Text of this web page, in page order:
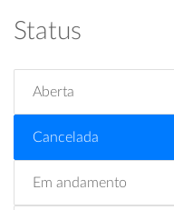
Status
Aberta
Cancelada
Em andamento